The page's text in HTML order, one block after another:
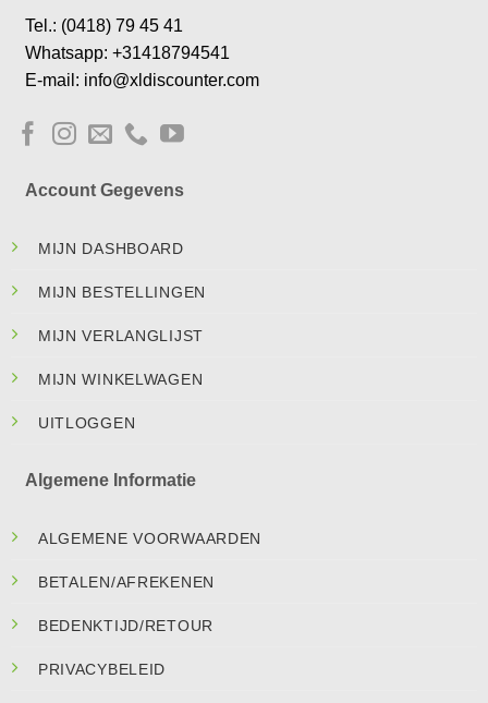
Tel.: (0418) 79 45 41
Whatsapp: +31418794541
E-mail: info@xldiscounter.com
Account Gegevens
MIJN DASHBOARD
MIJN BESTELLINGEN
MIJN VERLANGLIJST
MIJN WINKELWAGEN
UITLOGGEN
Algemene Informatie
ALGEMENE VOORWAARDEN
BETALEN/AFREKENEN
BEDENKTIJD/RETOUR
PRIVACYBELEID